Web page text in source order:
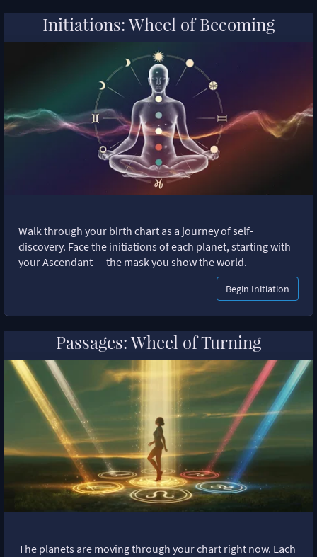
Initiations: Wheel of Becoming
Walk through your birth chart as a journey of self-
discovery. Face the initiations of each planet, starting with
your Ascendant — the mask you show the world.
Begin Initiation
Passages: Wheel of Turning
The planets are moving through your chart right now. Each